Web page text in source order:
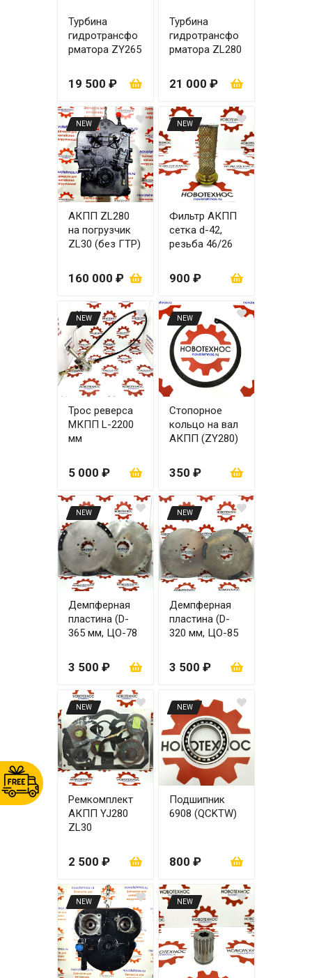
Турбина
гидротрансфо
рматора ZY265
46 мм 28
зубьев)
19 500 ₽
Турбина
гидротрансфо
рматора ZL280
21 000 ₽
NEW
АКПП ZL280
на погрузчик
ZL30 (без ГТР)
повышающей
передачей
160 000 ₽
NEW
Фильтр АКПП
сетка d-42,
резьба 46/26
900 ₽
NEW
Трос реверса
МКПП L-2200
мм
5 000 ₽
NEW
Стопорное
кольцо на вал
АКПП (ZY280)
350 ₽
NEW
Демпферная
пластина (D-
365 мм, ЦО-78
3 500 ₽
NEW
Демпферная
пластина (D-
320 мм, ЦО-85
3 500 ₽
NEW
Ремкомплект
АКПП YJ280
ZL30
2 500 ₽
NEW
Подшипник
6908 (QCKTW)
800 ₽
NEW NEW